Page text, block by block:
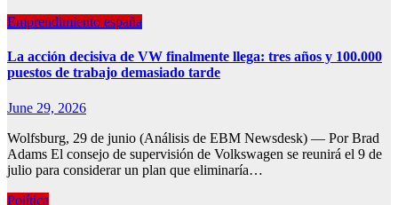
Emprendimiento españa
La acción decisiva de VW finalmente llega: tres años y 100.000
puestos de trabajo demasiado tarde
June 29, 2026
Wolfsburg, 29 de junio (Análisis de EBM Newsdesk) — Por Brad
Adams El consejo de supervisión de Volkswagen se reunirá el 9 de
julio para considerar un plan que eliminaría…
Política